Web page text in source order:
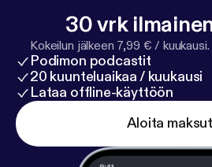
30 vrk
Kokeilun jälkeen 7,99 € / kuukausi.
Podimon podcastit
20 kuunteluaikaa / kuukausi
Lataa offline-käyttöön
Aloita